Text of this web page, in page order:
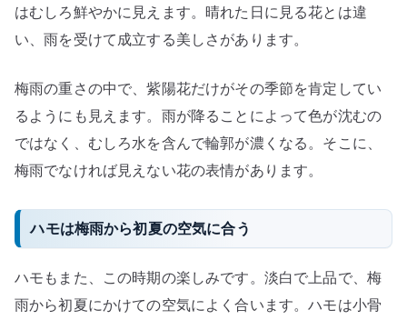
はむしろ鮮やかに見えます。晴れた日に見る花とは違
い、雨を受けて成立する美しさがあります。
梅雨の重さの中で、紫陽花だけがその季節を肯定してい
るようにも見えます。雨が降ることによって色が沈むの
ではなく、むしろ水を含んで輪郭が濃くなる。そこに、
梅雨でなければ見えない花の表情があります。
ハモは梅雨から初夏の空気に合う
ハモもまた、この時期の楽しみです。淡白で上品で、梅
雨から初夏にかけての空気によく合います。ハモは小骨